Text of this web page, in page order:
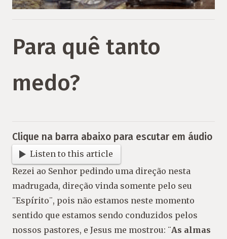
Para quê tanto
medo?
Clique na barra abaixo para escutar em áudio
Listen to this article
Rezei ao Senhor pedindo uma direção nesta
madrugada, direção vinda somente pelo seu
¨Espírito¨, pois não estamos neste momento
sentido que estamos sendo conduzidos pelos
nossos pastores, e Jesus me mostrou: ¨As almas